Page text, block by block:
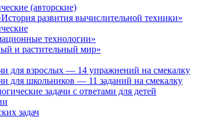
(авторские)
развития вычислительной техники»
технологии»
и растительный мир»
для взрослых — 14 упражнений на смекалку
для школьников — 11 заданий на смекалку
задачи с ответами для детей
задач